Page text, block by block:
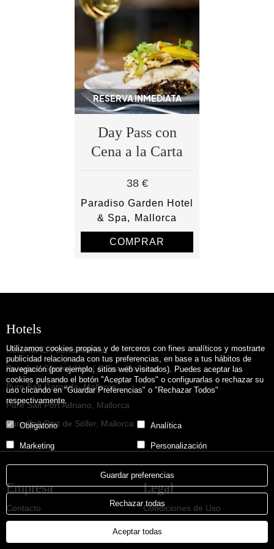
Utilizamos cookies propias y de terceros con fines analíticos y mostrarte
publicidad relacionada con tus preferencias, en base a tus hábitos de
navegación (por ejemplo, sitios web visitados). Puedes aceptar las
cookies pulsando el botón "Aceptar Todos" o configurarlas o rechazar su
uso clicando en "Guardar Preferencias" o "Rechazar Todos"
respectivamente.
Obligatorio Analítica
Marketing Personalización
Guardar preferencias
Rechazar todas
Aceptar todas
RESERVA INMEDIATA
Day Pass con
Cena a la Carta
38 €
Paradiso Garden Hotel
& Spa
Mallorca
COMPRAR
Hotels
Hotel MAC Puerto Marina,
Paradiso Garden Hotel & Spa, Mallorca
Pure Salt Garonda, Mallorca
Pure Salt Port Adriano, Mallorca
Pure Salt Port de Sóller, Mallorca
Empresa
Contacto
Pure Salt Web
Legal
Condiciones de Uso